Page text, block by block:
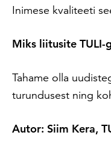
Inimese kvaliteeti
Miks liitusite TULI-
Tahame olla
turundusest ning
Autor: Siim Kera,